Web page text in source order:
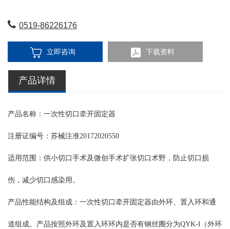
0519-86226176
立即咨询 下载资料
产品详情
产品名称： 一次性切口牵开固定器
注册证编号：苏械注准20172020550
适用范围：供小切口手术及微创手术扩张切口术野，防止切口损
伤，减少切口感染用。
产品性能结构及组成：一次性切口牵开固定器由外环、置入环和通
道组成。产品按照外环及置入环环内是否有钢丝圈分为QYK-Ⅰ（外环